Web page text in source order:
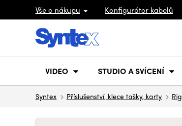
Vše o nákupu Konfigurátor kabelů
VIDEO STUDIO A SVÍCENÍ
Syntex Příslušenství, klece tašky, karty